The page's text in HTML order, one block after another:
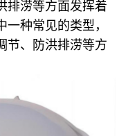
排涝等方面发挥着
种常见的类型，
节、防洪排涝等方